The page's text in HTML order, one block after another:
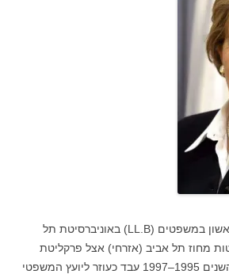
גדעון סער סיים תואר ראשון במשפטים (LL.B) באוניברסיטת תל
מחוז תל אביב (אזרחי) אצל פרקליטת
המחוז נעמי שטרן. בין השנים 1995–1997 עבד כעוזר ליועץ המשפטי